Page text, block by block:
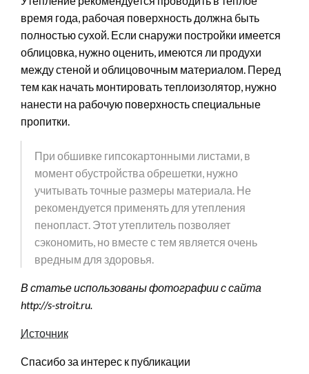
время года, рабочая поверхность должна быть
полностью сухой. Если снаружи постройки имеется
облицовка, нужно оценить, имеются ли продухи
между стеной и облицовочным материалом. Перед
тем как начать монтировать теплоизолятор, нужно
нанести на рабочую поверхность специальные
пропитки.
При обшивке гипсокартонными листами, в
момент обустройства обрешетки, нужно
учитывать точные размеры материала. Не
рекомендуется применять для утепления
пенопласт. Этот утеплитель позволяет
сэкономить, но вместе с тем является очень
вредным для здоровья.
В статье использованы фотографии с сайта
http://s-stroit.ru
Источник
Спасибо за интерес к публикации